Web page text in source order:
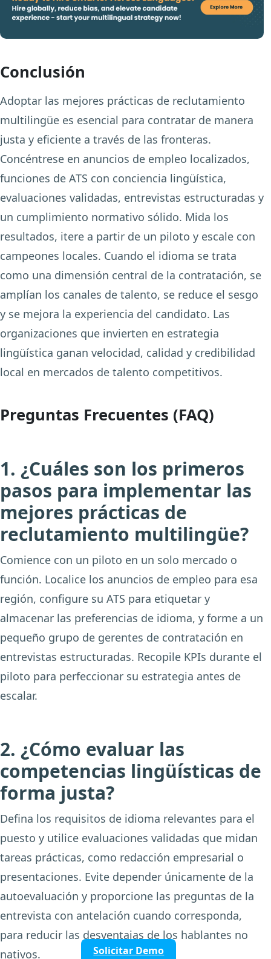
Conclusión
Adoptar las mejores prácticas de reclutamiento
multilingüe es esencial para contratar de manera
justa y eficiente a través de las fronteras.
Concéntrese en anuncios de empleo localizados,
funciones de ATS con conciencia lingüística,
evaluaciones validadas, entrevistas estructuradas y
un cumplimiento normativo sólido. Mida los
resultados, itere a partir de un piloto y escale con
campeones locales. Cuando el idioma se trata
como una dimensión central de la contratación, se
amplían los canales de talento, se reduce el sesgo
y se mejora la experiencia del candidato. Las
organizaciones que invierten en estrategia
lingüística ganan velocidad, calidad y credibilidad
local en mercados de talento competitivos.
Preguntas Frecuentes (FAQ)
1. ¿Cuáles son los primeros
pasos para implementar las
mejores prácticas de
reclutamiento multilingüe?
Comience con un piloto en un solo mercado o
función. Localice los anuncios de empleo para esa
región, configure su ATS para etiquetar y
almacenar las preferencias de idioma, y forme a un
pequeño grupo de gerentes de contratación en
entrevistas estructuradas. Recopile KPIs durante el
piloto para perfeccionar su estrategia antes de
escalar.
2. ¿Cómo evaluar las
competencias lingüísticas de
forma justa?
Defina los requisitos de idioma relevantes para el
puesto y utilice evaluaciones validadas que midan
tareas prácticas, como redacción empresarial o
presentaciones. Evite depender únicamente de la
autoevaluación y proporcione las preguntas de la
entrevista con antelación cuando corresponda,
para reducir las desventajas de los hablantes no
nativos.
Solicitar Demo